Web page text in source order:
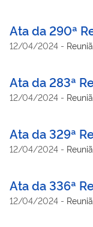
Ata da 290ª
12/04/2024 -
Ata da 283ª
12/04/2024 -
Ata da 329ª
12/04/2024 -
Ata da 336ª
12/04/2024 -